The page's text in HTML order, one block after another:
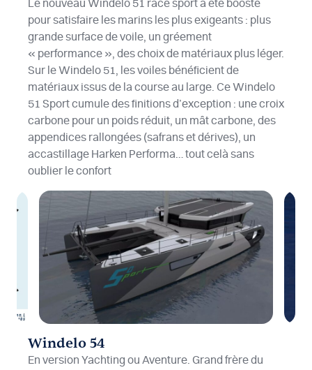
Le nouveau Windelo 51 racé sport a été boosté
pour satisfaire les marins les plus exigeants : plus
grande surface de voile, un gréement
« performance », des choix de matériaux plus léger.
Sur le Windelo 51, les voiles bénéficient de
matériaux issus de la course au large. Ce Windelo
51 Sport cumule des finitions d’exception : une croix
carbone pour un poids réduit, un mât carbone, des
appendices rallongées (safrans et dérives), un
accastillage Harken Performa… tout celà sans
oublier le confort
Windelo 54
En version Yachting ou Aventure. Grand frère du